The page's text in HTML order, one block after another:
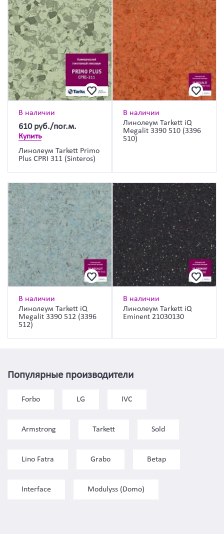
В наличии
610 руб./пог.м.
Купить
Линолеум Tarkett Primo
Plus CPRI 311 (Sinteros)
В наличии
Линолеум Tarkett iQ
Megalit 3390 510 (3396
510)
В наличии
Линолеум Tarkett iQ
Megalit 3390 512 (3396
512)
В наличии
Линолеум Tarkett iQ
Eminent 21030130
Популярные производители
Forbo LG IVC
Armstrong Tarkett Sold
Lino Fatra Grabo Betap
Interface Modulyss (Domo)